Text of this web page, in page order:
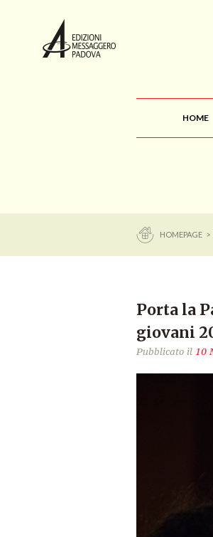
HOME
HOMEPAGE >
Porta la
giovani
Pubblicato il 10